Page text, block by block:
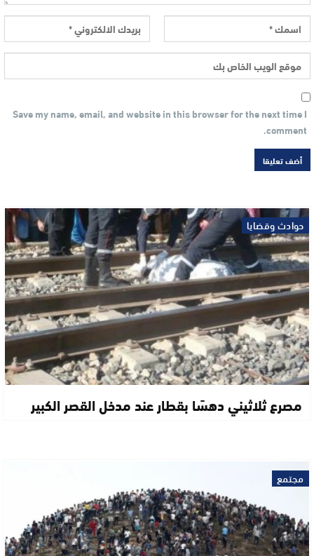
Save my name, email, and website in this browser for the next time I
comment.
حوادث وقضايا
مصرع ثلاثيني دهسًا بقطار عند مدخل القصر الكبير
مجتمع